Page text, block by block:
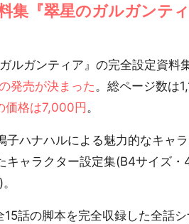
集『翠星のガルガンテ
ルガンティア』の完全設定資料
発売が決まった。総ページ数は
価格は7,000円 。
ハナハルによる魅力的なキャ
キャラクター設定集(B4サイズ
話の脚本を完全収録した全話